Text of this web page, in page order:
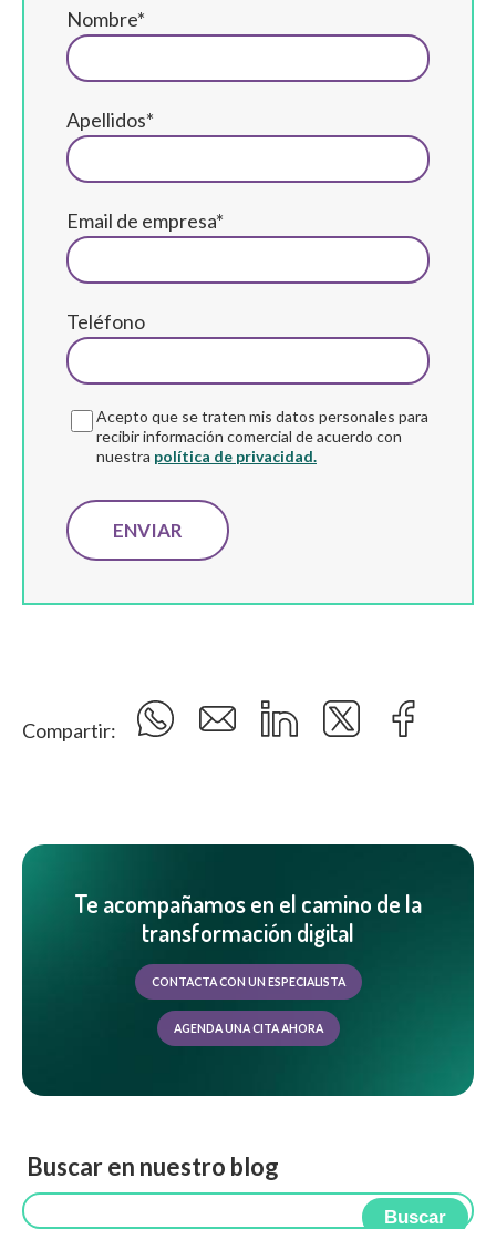
Nombre*
Apellidos*
Email de empresa*
Teléfono
Acepto que se traten mis datos personales para
recibir información comercial de acuerdo con
nuestra política de privacidad.
Compartir:
Te acompañamos en el camino de la
transformación digital
CONTACTA CON UN ESPECIALISTA
AGENDA UNA CITA AHORA
Buscar en nuestro blog
Buscar